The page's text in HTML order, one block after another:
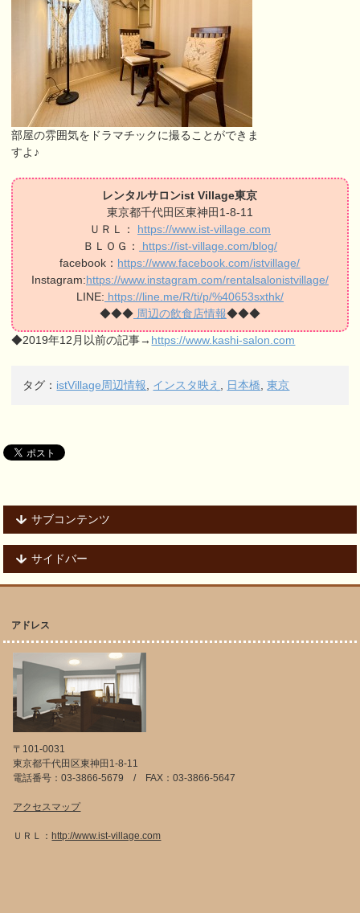
部屋の雰囲気をドラマチックに撮ることができま
すよ♪
レンタルサロンist Village東京
東京都千代田区東神田1-8-11
ＵＲＬ： https://www.ist-village.com
ＢＬＯＧ：
https://ist-village.com/blog/
facebook： https://www.facebook.com/istvillage/
Instagram:https://www.instagram.com/rentalsalonistvillage/
LINE: https://line.me/R/ti/p/%40653sxthk/
◆◆◆周辺の飲食店情報◆◆◆
◆2019年12月以前の記事→ https://www.kashi-salon.com
タグ： istVillage周辺情報 インスタ映え 日本橋 ,東京
サブコンテンツ
サイドバー
アドレス
〒101-0031
東京都千代田区東神田1-8-11
電話番号：03-3866-5679 / FAX：03-3866-5647
アクセスマップ
ＵＲＬ：http://www.ist-village.com